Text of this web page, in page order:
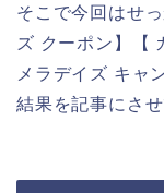
そこで今回はせ
ズ クーポン】【
メラデイズ キャ
結果を記事にさ